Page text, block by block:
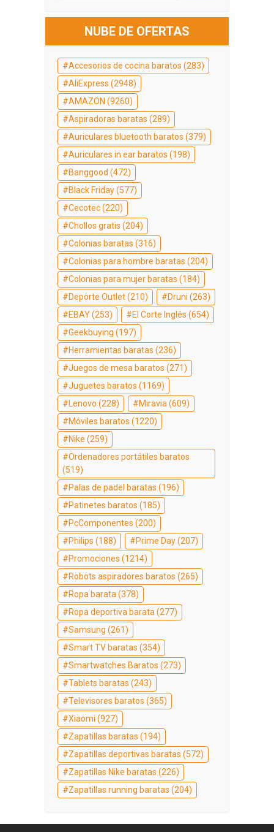
NUBE DE OFERTAS
Accesorios de cocina baratos (283)
AliExpress (2948)
AMAZON (9260)
Aspiradoras baratas (289)
Auriculares bluetooth baratos (379)
Auriculares in ear baratos (198)
Banggood (472)
Black Friday(577)
Cecotec(220)
Chollos gratis (204)
Colonias baratas (316)
Colonias para hombre baratas (204)
Colonias para mujer baratas (184)
Deporte Outlet(210) Druni (263)
EBAY(253) El Corte Inglés (654)
Geekbuying (197)
Herramientas baratas (236)
Juegos de mesa baratos (271)
Juguetes baratos (1169)
Lenovo (228) Miravia (609)
Móviles baratos (1220)
Nike (259)
Ordenadores portátiles baratos
(519)
Palas de padel baratas (196)
Patinetes baratos (185)
PcComponentes (200)
Philips (188) Prime Day(207)
Promociones (1214)
Robots aspiradores baratos (265)
Ropa barata (378)
Ropa deportiva barata (277)
Samsung (261)
Smart TV baratas (354)
Smartwatches Baratos (273)
Tablets baratas (243)
Televisores baratos (365)
Xiaomi (927)
Zapatillas baratas (194)
Zapatillas deportivas baratas (572)
Zapatillas Nike baratas (226)
Zapatillas running baratas (204)